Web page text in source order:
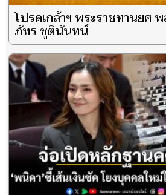
โปรดเกล้าฯ พระราชทานยศ
ภัทร ชูตินันทน์